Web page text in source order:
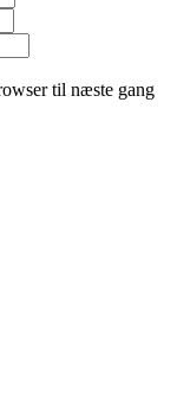
til næste gang